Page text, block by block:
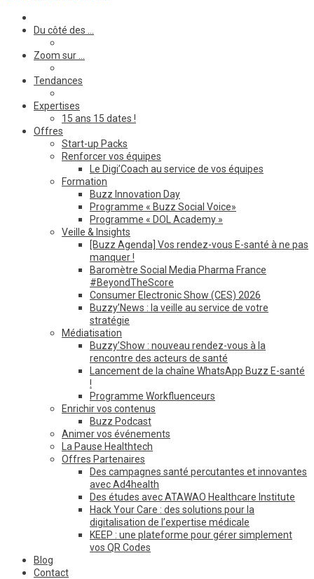
Du côté des …
Zoom sur …
Tendances
Expertises
15 ans 15 dates !
Offres
Start-up Packs
Renforcer vos équipes
Le Digi’Coach au service de vos équipes
Formation
Buzz Innovation Day
Programme « Buzz Social Voice»
Programme « DOL Academy »
Veille & Insights
[Buzz Agenda] Vos rendez-vous E-santé à ne pas
manquer !
Baromètre Social Media Pharma France
#BeyondTheScore
Consumer Electronic Show (CES) 2026
Buzzy’News : la veille au service de votre
stratégie
Médiatisation
Buzzy’Show : nouveau rendez-vous à la
rencontre des acteurs de santé
Lancement de la chaîne WhatsApp Buzz E-santé
!
Programme Workfluenceurs
Enrichir vos contenus
Buzz Podcast
Animer vos événements
La Pause Healthtech
Offres Partenaires
Des campagnes santé percutantes et innovantes
avec Ad4health
Des études avec ATAWAO Healthcare Institute
Hack Your Care : des solutions pour la
digitalisation de l’expertise médicale
KEEP : une plateforme pour gérer simplement
vos QR Codes
Blog
Contact